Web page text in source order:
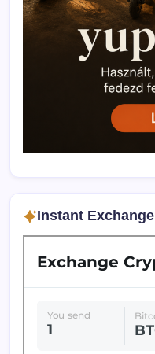
Instant Exchange